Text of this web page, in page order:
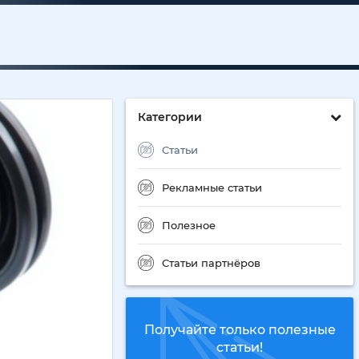
Категории
Статьи
Рекламные статьи
Полезное
Статьи партнёров
Получайте только полезные
статьи!